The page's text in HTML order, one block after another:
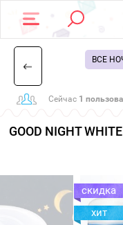
ВСЕ
Сейчас 1
GOOD NIGHT